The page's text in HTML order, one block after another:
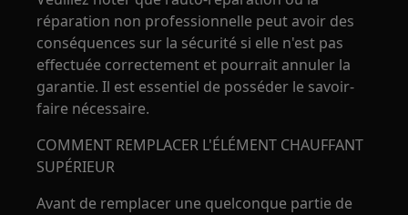
réparation non professionnelle peut avoir des
conséquences sur la sécurité si elle n'est pas
effectuée correctement et pourrait annuler la
garantie. Il est essentiel de posséder le savoir-
faire nécessaire.
COMMENT REMPLACER L'ÉLÉMENT CHAUFFANT
SUPÉRIEUR
Avant de remplacer une quelconque partie de